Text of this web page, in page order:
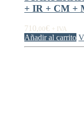
+ IR + CM +
710,00€ + IVA
Añadir al carrito